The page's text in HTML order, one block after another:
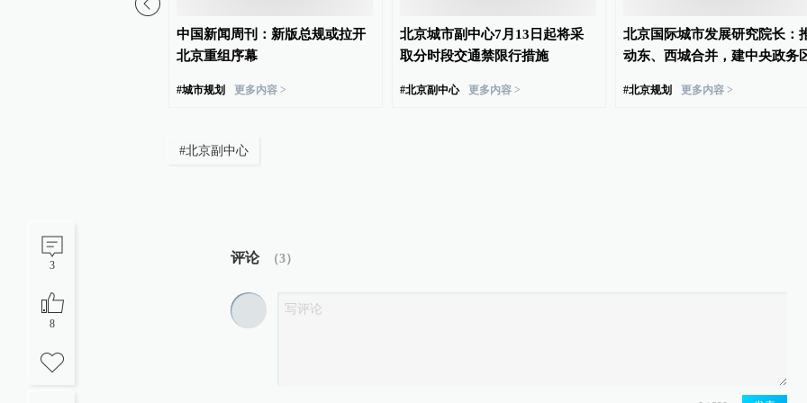
3
8
中国新闻周刊：新版总规或拉开
北京重组序幕
#城市规划 更多内容 >
北京城市副中心7月13日起将采
取分时段交通禁限行措施
#北京副中心 更多内容 >
北京国际城市发展研究院长：
动东、西城合并，建中央政务
#北京规划 更多内容 >
#北京副中心
评论 （3）